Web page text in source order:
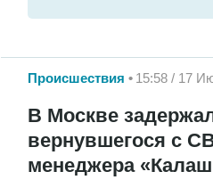
Происшествия 15:58 / 17
В Москве
вернувшегося с
менеджера